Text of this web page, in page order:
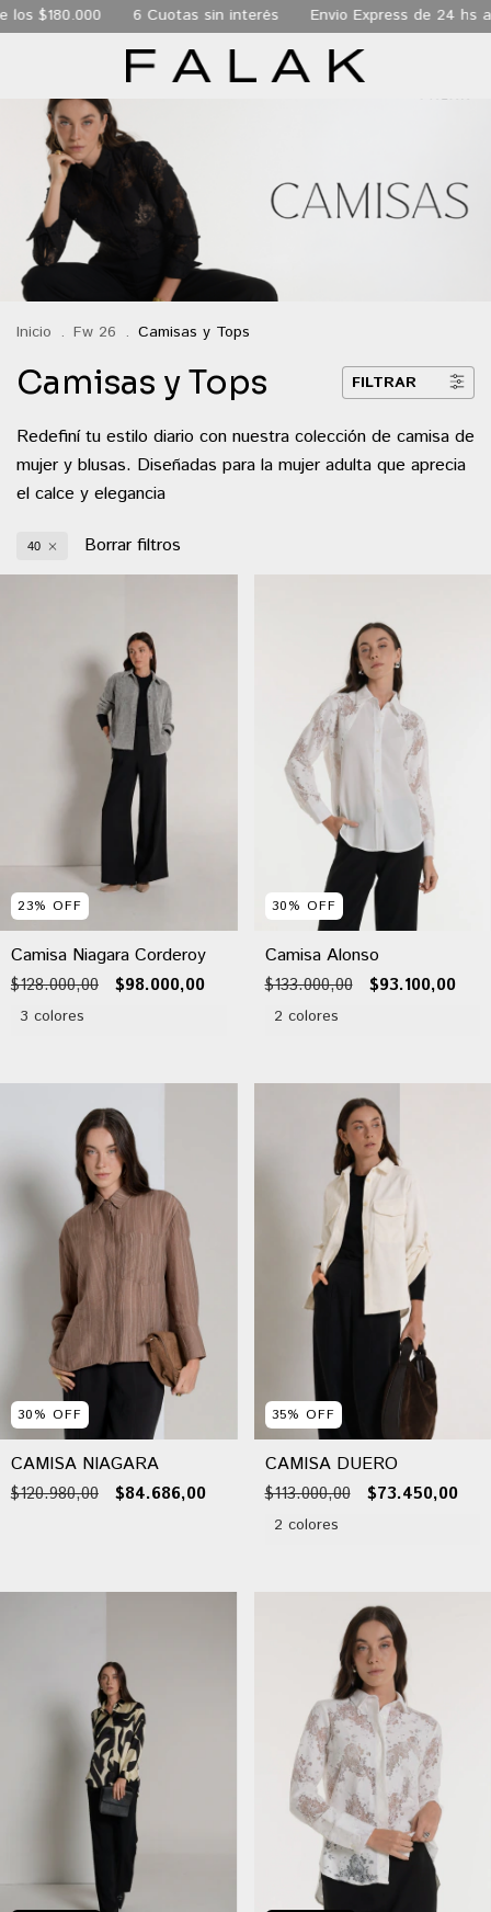
$180.000 6 Cuotas sin interés Envio Express de 24 hs a
Inicio . Fw 26 . Camisas y Tops
Camisas y Tops FILTRAR
Redefiní tu estilo diario con nuestra colección de camisa de
mujer y blusas. Diseñadas para la mujer adulta que aprecia
el calce y elegancia
40 Borrar filtros
23% OFF
Camisa Niagara Corderoy
$128.000,00 $98.000,00
3 colores
30% OFF
Camisa Alonso
$133.000,00 $93.100,00
2 colores
30% OFF
CAMISA NIAGARA
$120.980,00 $84.686,00
35% OFF
CAMISA DUERO
$113.000,00 $73.450,00
2 colores